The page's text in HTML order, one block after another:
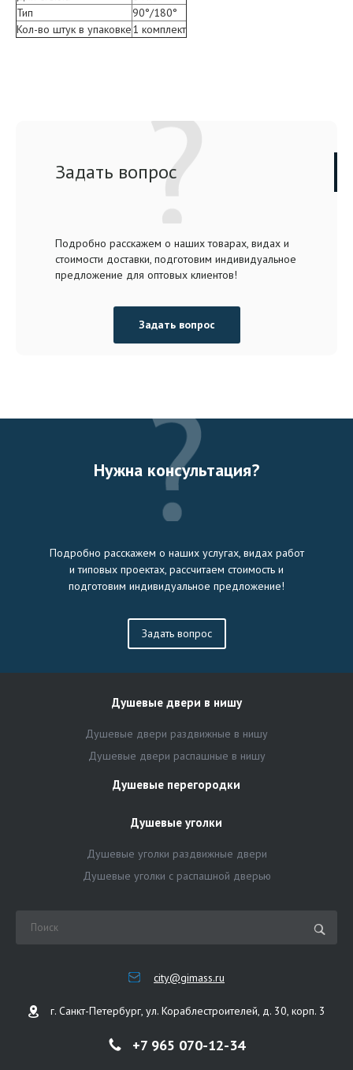
Тип
90°/180°
Кол-во штук в упаковке1 комплект
Задать вопрос
Подробно расскажем о наших товарах, видах и
стоимости доставки, подготовим индивидуальное
предложение для оптовых клиентов!
Задать вопрос
Нужна консультация?
Подробно расскажем о наших услугах, видах работ
и типовых проектах, рассчитаем стоимость и
подготовим индивидуальное предложение!
Задать вопрос
Душевые двери в нишу
Душевые двери раздвижные в нишу
Душевые двери распашные в нишу
Душевые перегородки
Душевые уголки
Душевые уголки раздвижные двери
Душевые уголки с распашной дверью
city@gimass.ru
г. Санкт-Петербург, ул. Кораблестроителей, д. 30, корп. 3
+7 965 070-12-34